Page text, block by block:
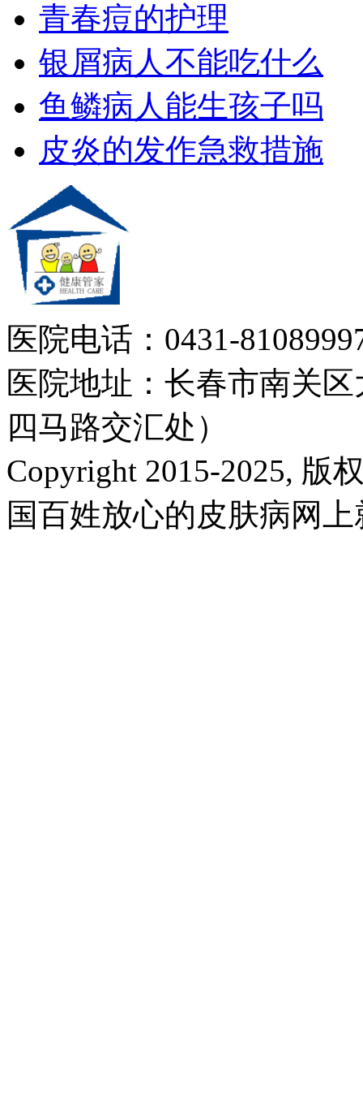
青春痘的护理
银屑病人不能吃什么
鱼鳞病人能生孩子吗
皮炎的发作急救措施
医院电话：0431-
医院地址：长春市南关
四马路交汇处）
Copyright 2015-2025, 版
国百姓放心的皮肤病网